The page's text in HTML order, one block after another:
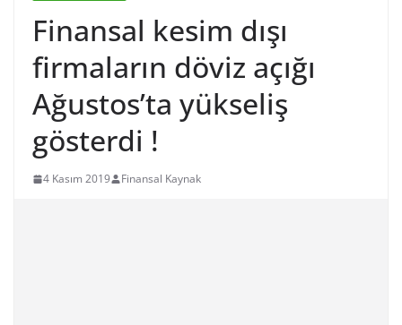
Finansal kesim dışı
firmaların döviz açığı
Ağustos’ta yükseliş
gösterdi !
4 Kasım 2019 Finansal Kaynak